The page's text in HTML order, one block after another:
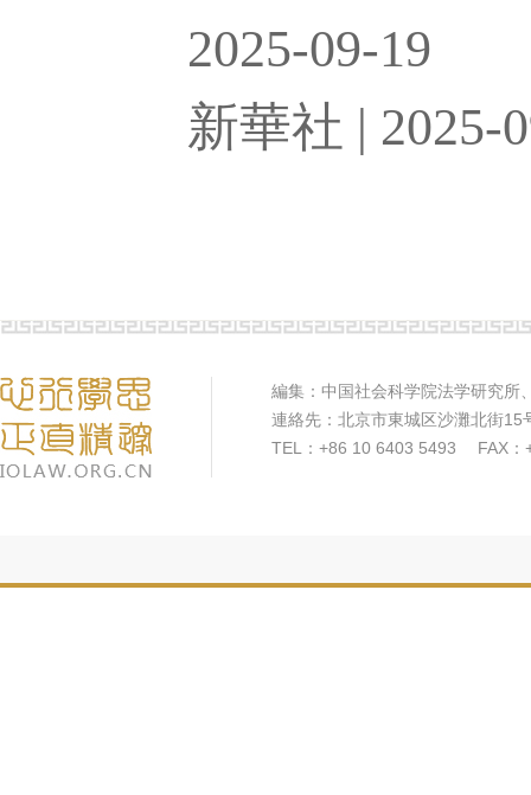
2025-09-19
新華社 | 2025-
編集：中国社会科学院法学研究所
連絡先：北京市東城区沙灘北街15
TEL：+86 10 6403 5493 FAX：